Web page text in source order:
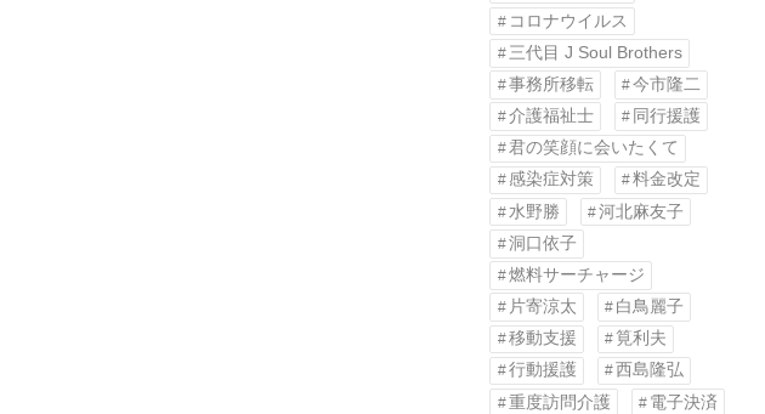
コロナウイルス
三代目 J Soul Brothers
事務所移転
今市隆二
介護福祉士
同行援護
君の笑顔に会いたくて
感染症対策
料金改定
水野勝
河北麻友子
洞口依子
燃料サーチャージ
片寄涼太
白鳥麗子
移動支援
筧利夫
行動援護
西島隆弘
重度訪問介護
電子決済